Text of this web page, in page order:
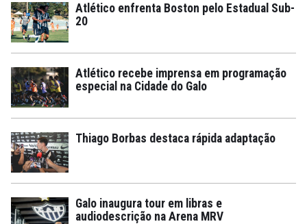
Atlético enfrenta Boston pelo Estadual Sub-
20
Atlético recebe imprensa em programação
especial na Cidade do Galo
Thiago Borbas destaca rápida adaptação
Galo inaugura tour em libras e
audiodescrição na Arena MRV